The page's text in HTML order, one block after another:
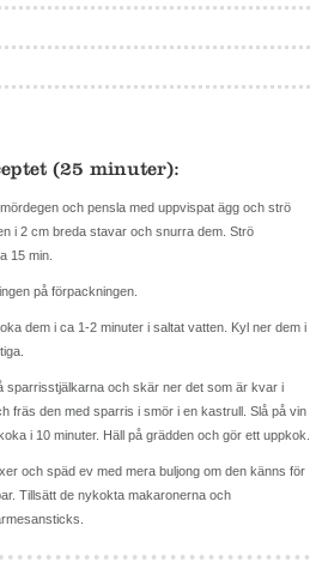
(25 minuter):
och pensla med uppvispat ägg och strö
i 2 cm breda stavar och snurra dem. Strö
15 min.
på förpackningen.
dem i ca 1-2 minuter i saltat vatten. Kyl ner dem i
sparrisstjälkarna och skär ner det som är kvar i
fräs den med sparris i smör i en kastrull. Slå på vin
i 10 minuter. Häll på grädden och gör ett uppkok.
och späd ev med mera buljong om den känns för
Tillsätt de nykokta makaronerna och